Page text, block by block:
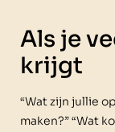
Als je
krijgt
“Wat zijn jullie
maken?” “Wat